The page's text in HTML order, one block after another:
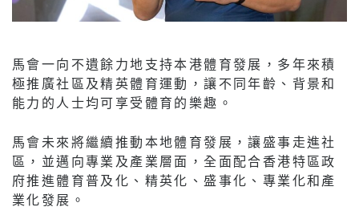
馬會一向不遺餘力地支持本港體育發展，多年來積
極推廣社區及精英體育運動，讓不同年齡、背景和
能力的人士均可享受體育的樂趣。
馬會未來將繼續推動本地體育發展，讓盛事走進社
區，並邁向專業及產業層面，全面配合香港特區政
府推進體育普及化、精英化、盛事化、專業化和產
業化發展。